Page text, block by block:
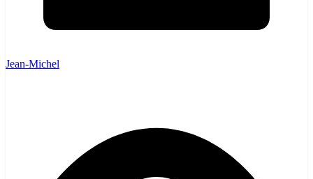
Jean-Michel